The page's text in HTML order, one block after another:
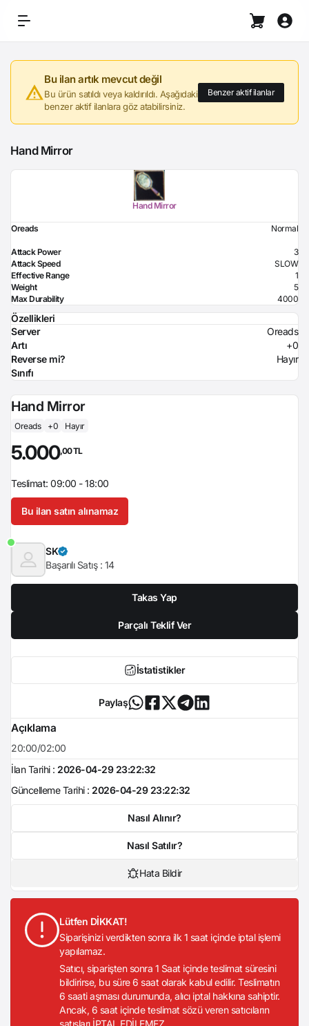
Bu ilan artık mevcut değil
Bu ürün satıldı veya kaldırıldı. Aşağıdaki
benzer aktif ilanlara göz atabilirsiniz.
Benzer aktif ilanlar
Hand Mirror
Hand Mirror
Oreads Normal
Attack Power
3
Attack Speed
SLOW
Effective Range
1
Weight
5
Max Durability
4000
Özellikleri
Server
Oreads
Artı
+0
Reverse mi?
Hayır
Sınıfı
Hand Mirror
Oreads +0 Hayır
5.000,00 TL
Teslimat: 09:00 - 18:00
Bu ilan satın alınamaz
SK
Başarılı Satış : 14
Takas Yap
Parçalı Teklif Ver
İstatistikler
Paylaş
Açıklama
20:00/02:00
İlan Tarihi : 2026-04-29 23:22:32
Güncelleme Tarihi : 2026-04-29 23:22:32
Nasıl Alınır?
Nasıl Satılır?
Hata Bildir
Lütfen DİKKAT!
Siparişinizi verdikten sonra ilk 1 saat içinde iptal işlemi
yapılamaz.
Satıcı, siparişten sonra 1 Saat içinde teslimat süresini
bildirirse, bu süre 6 saat olarak kabul edilir. Teslimatın
6 saati aşması durumunda, alıcı iptal hakkına sahiptir.
Ancak, 6 saat içinde teslimat sözü veren satıcıların
satışları İPTAL EDİLEMEZ.